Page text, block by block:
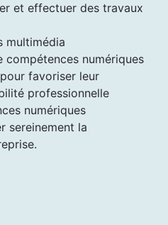
et effectuer des travaux
multimédia
numériques
favoriser leur
professionnelle
numériques
sereinement la